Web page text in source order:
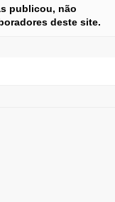
publicou, não
deste site.